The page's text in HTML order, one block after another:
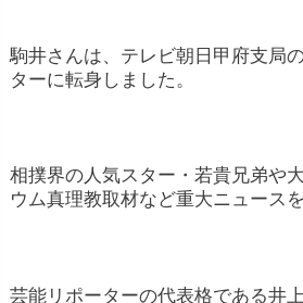
駒井さんは、テレビ朝日甲府支局
ターに転身しました。
相撲界の人気スター・若貴兄弟や
ウム真理教取材など重大ニュース
芸能リポーターの代表格である井